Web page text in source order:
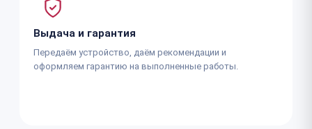
Выдача и гарантия
Передаём устройство, даём рекомендации и
оформляем гарантию на выполненные работы.